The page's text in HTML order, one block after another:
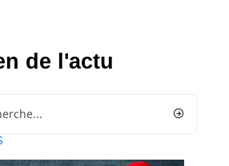
de l'actu